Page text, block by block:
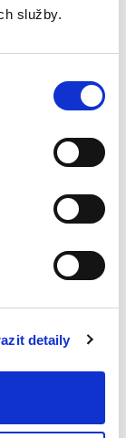
služby.
detaily
vydání